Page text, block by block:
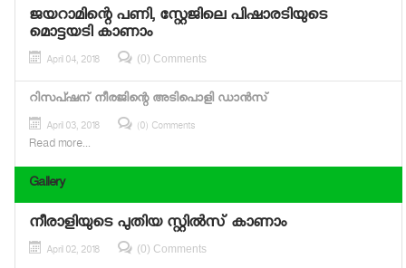
ജയറാമിന്റെ പണി, സ്റ്റേജിലെ പിഷാരടിയുടെ
മൊട്ടയടി കാണാം
April 04, 2018 (0) Comments
റിസപ്ഷന് നീരജിന്റെ അടിപൊളി ഡാന്‍സ്
April 03, 2018 (0) Comments
Read more...
Gallery
നീരാളിയുടെ പുതിയ സ്റ്റില്‍സ് കാണാം
April 02, 2018 (0) Comments